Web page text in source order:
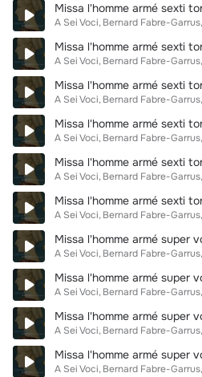
Missa l'homme armé sexti
A Sei Voci Bernard Fabre-Garrus
Missa l'homme armé sexti
A Sei Voci Bernard Fabre-Garrus
Missa l'homme armé sexti
A Sei Voci Bernard Fabre-Garrus
Missa l'homme armé sexti
A Sei Voci Bernard Fabre-Garrus
Missa l'homme armé sexti
A Sei Voci Bernard Fabre-Garrus
A Sei Voci Bernard Fabre-Garrus
A Sei Voci Bernard Fabre-Garrus
A Sei Voci Bernard Fabre-Garrus
A Sei Voci Bernard Fabre-Garrus
A Sei Voci Bernard Fabre-Garrus